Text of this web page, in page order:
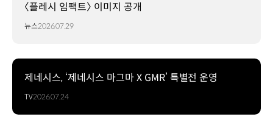
〈플레시 임팩트〉 이미지 공개
뉴스2026.07.29
제네시스, ‘제네시스 마그마 X GMR’ 특별전 운영
TV2026.07.24